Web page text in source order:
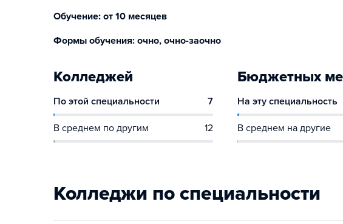
Обучение: от 10 месяцев
Формы обучения: очно, очно-заочно
Колледжей
По этой специальности 7
В среднем по другим 12
Бюджетных
На эту специальность
В среднем на другие
Колледжи по специальности